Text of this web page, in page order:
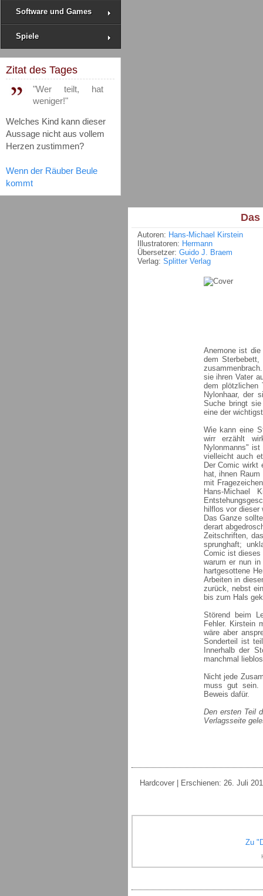
Software und Games
Spiele
Zitat des Tages
"Wer teilt, hat
weniger!"
Welches Kind kann dieser
Aussage nicht aus vollem
Herzen zustimmen?
Wenn der Räuber Beule
kommt
Autoren: Hans-Michael Kirstein
Illustratoren: Hermann
Übersetzer: Guido J. Braem
Verlag: Splitter Verlag
Anemone ist
dem
sie ihren Vater
dem
Nylonhaar, der
Suche bringt
eine der
Wie kann eine
wirr erzählt
Nylonmanns"
vielleicht auch
Der Comic wirkt
hat, ihnen
mit
Hans-
hilflos vor dieser
Das Ganze
derart
Zeitschriften,
sprunghaft;
Comic ist
warum er nun in
hartgesottene
Arbeiten in
zurück, nebst
bis zum Hals
Störend beim
Fehler. Kirstein
wäre aber
Sonderteil ist
Innerhalb der
manchmal
Nicht jede
muss gut sein.
Beweis dafür.
Den ersten Teil
Verlagsseite
Hardcover | Erschienen: 26. Juli
Zu